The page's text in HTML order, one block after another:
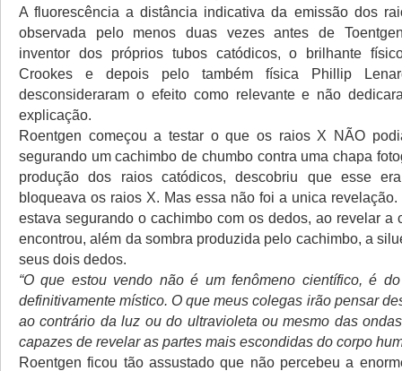
A fluorescência a distância indicativa da emissão dos
observada pelo menos duas vezes antes de
inventor dos próprios tubos catódicos, o brilhante
Crookes e depois pelo também física Phillip
desconsideraram o efeito como relevante e não
explicação.
Roentgen começou a testar o que os raios X NÃO
segurando um cachimbo de chumbo contra uma chapa
produção dos raios catódicos, descobriu que esse
bloqueava os raios X. Mas essa não foi a unica
estava segurando o cachimbo com os dedos, ao revelar a
encontrou, além da sombra produzida pelo cachimbo, a
seus dois dedos.
“O que estou vendo não é um fenômeno científico, é
definitivamente místico. O que meus colegas irão pensar
ao contrário da luz ou do ultravioleta ou mesmo das
capazes de revelar as partes mais escondidas do corpo
Roentgen ficou tão assustado que não percebeu a